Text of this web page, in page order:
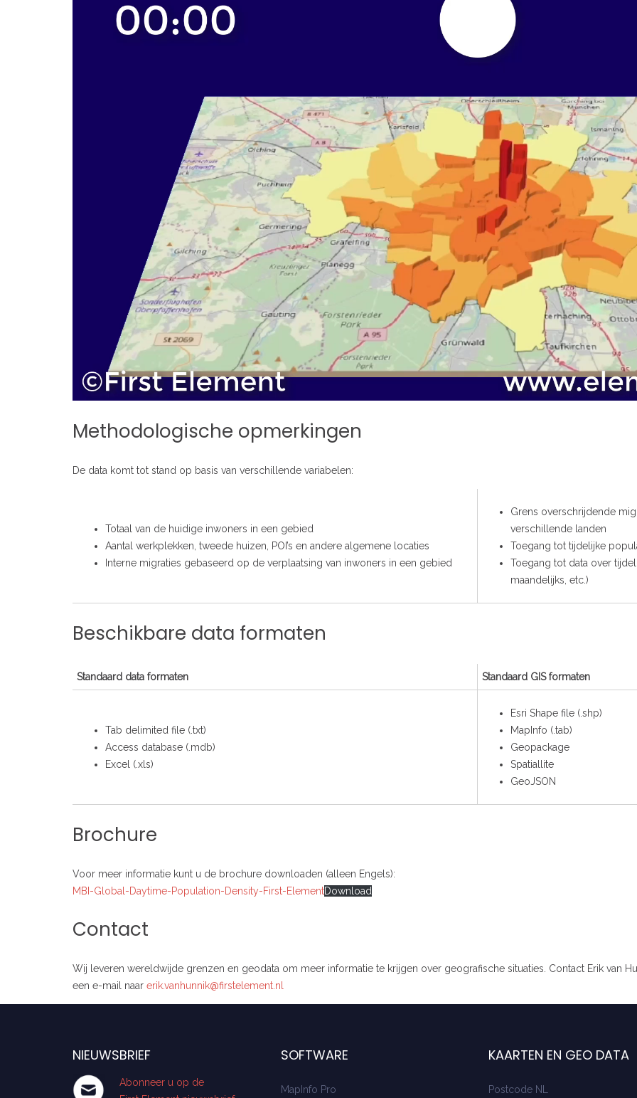
Methodologische opmerkingen
De data komt tot stand op basis van verschillende variabelen:
Totaal van de huidige inwoners in een gebied
Aantal werkplekken, tweede huizen, POI’s en andere algemene locaties
Interne migraties gebaseerd op de verplaatsing van inwoners in een gebied
Grens overschrijdende
verschillende landen
Toegang tot tijdelijke
Toegang tot data over
maandelijks, etc.)
Beschikbare data formaten
Standaard data formaten Standaard GIS formaten
Tab delimited file (.txt)
Access database (.mdb)
Excel (.xls)
Esri Shape file (.shp)
MapInfo (.tab)
Geopackage
Spatiallite
GeoJSON
Brochure
Voor meer informatie kunt u de brochure downloaden (alleen Engels):
MBI-Global-Daytime-Population-Density-First-ElementDownload
Contact
Wij leveren wereldwijde grenzen en geodata om meer informatie te krijgen over geografische situaties. Contact Erik van
een e-mail naar erik.vanhunnik@firstelement.nl
NIEUWSBRIEF
Abonneer u op de
SOFTWARE
MapInfo Pro
KAARTEN EN GEO DATA
Postcode NL